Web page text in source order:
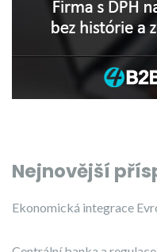
Nejnovější
Ekonomická integrace